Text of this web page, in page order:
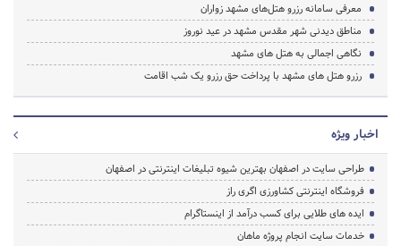
معرفی سامانه رزرو هتل‌های مشهد زواران
مناطق دیدنی شهر مقدس مشهد در عید نوروز
نگاهی اجمالی به هتل های مشهد
رزرو هتل های مشهد با پرداخت حق رزرو یک شب اقامت
اخبار ویژه
طراحی سایت در اصفهان بهترین شیوه تبلیغات اینترنتی در اصفهان
فروشگاه اینترنتی کشاورزی اگری راز
ایده های طلایی برای کسب درآمد از اینستاگرام
خدمات سایت انجام پروژه ماهان